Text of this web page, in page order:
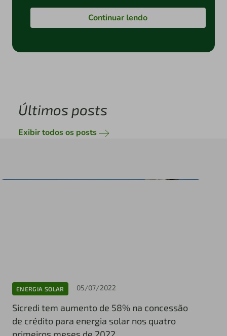
Continuar lendo
Últimos posts
Exibir todos os posts
ENERGIA SOLAR 05/07/2022
Sicredi tem aumento de 58% na concessão
de crédito para energia solar nos quatro